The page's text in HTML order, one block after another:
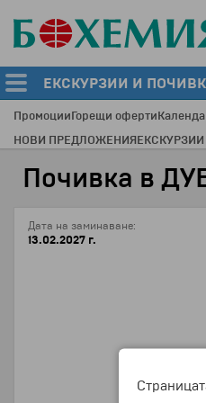
ЕКСКУРЗИИ И
ПромоцииГорещи оферти
НОВИ ПРЕДЛОЖЕНИЯ
Почивка в
Дата на заминаване:
13.02.2027 г.